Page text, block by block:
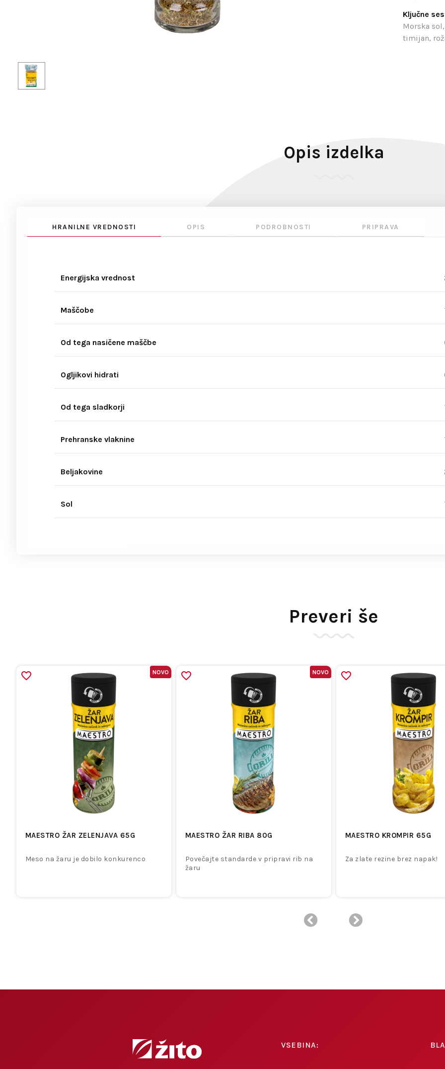
Ključne
Morska
timijan,
Opis izdelka
HRANILNE VREDNOSTI OPIS PODROBNOSTI PRIPRAVA
Energijska vrednost
Maščobe
Od tega nasičene maščbe
Ogljikovi hidrati
Od tega sladkorji
Prehranske vlaknine
Beljakovine
Sol
Preveri še
NOVO
MAESTRO ŽAR ZELENJAVA 65G
Meso na žaru je dobilo konkurenco
NOVO
MAESTRO ŽAR RIBA 80G
Povečajte standarde v pripravi rib na
žaru
MAESTRO KROMPIR 65G
Za zlate rezine brez napak!
VSEBINA: